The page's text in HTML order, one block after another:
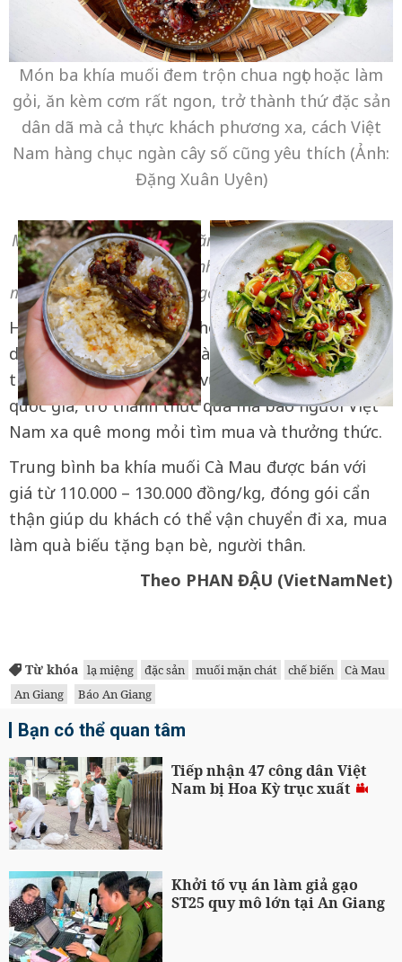
Món ba khía muối đem trộn chua ngọt hoặc làm
gỏi, ăn kèm cơm rất ngon, trở thành thứ đặc sản
dân dã mà cả thực khách phương xa, cách Việt
Nam hàng chục ngàn cây số cũng yêu thích (Ảnh:
Đặng Xuân Uyên)
Món ba khía muối được “săn đón” nhiều nhất vào các
dịp lễ, Tết,… được xem như món ăn giải ngấy lạ
miệng, thơm ngon (Ảnh: Ngọc Triều, Đặng Xuân Uyên)
Hiện nay, ba khía muối không chỉ là món ngon
dân dã của riêng người Cà Mau mà đã vươn tầm
thành đặc sản nổi tiếng, vượt ra khỏi biên giới
quốc gia, trở thành thức quà mà bao người Việt
Nam xa quê mong mỏi tìm mua và thưởng thức.
Trung bình ba khía muối Cà Mau được bán với
giá từ 110.000 – 130.000 đồng/kg, đóng gói cẩn
thận giúp du khách có thể vận chuyển đi xa, mua
làm quà biếu tặng bạn bè, người thân.
Theo PHAN ĐẬU (VietNamNet)
Từ khóa lạ miệng đặc sản muối mặn chát chế biến
Cà Mau
An Giang
Báo An Giang
Bạn có thể quan tâm
Tiếp nhận 47 công dân Việt
Nam bị Hoa Kỳ trục xuất
Khởi tố vụ án làm giả gạo
ST25 quy mô lớn tại An Giang